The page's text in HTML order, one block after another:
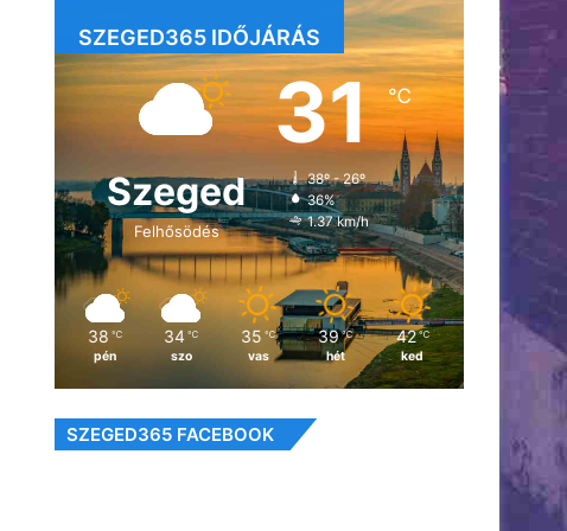
SZEGED365 IDŐJÁRÁS
Szeged
Felhősödés
31℃
38º - 26º
36%
1.37 km/h
38 ℃
pén
34 ℃
szo
35 ℃
vas
39 ℃
hét
42 ℃
ked
SZEGED365 FACEBOOK